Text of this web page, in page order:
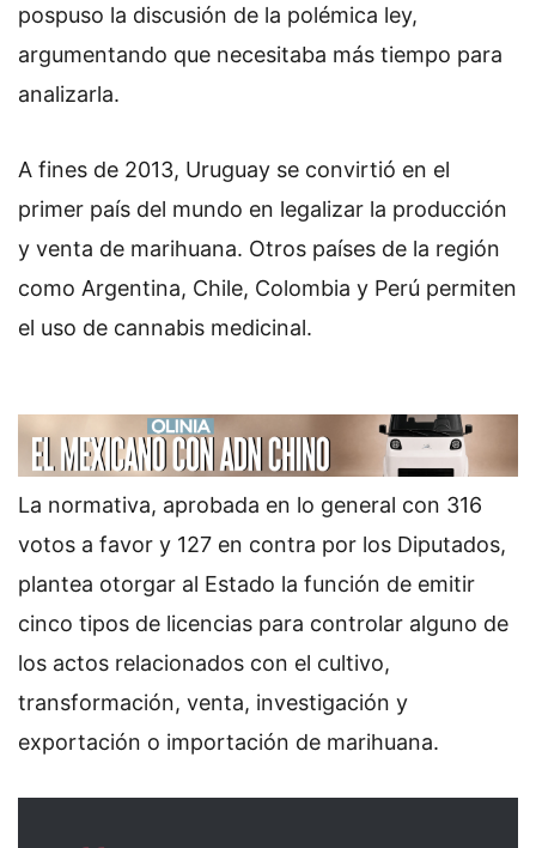
pospuso la discusión de la polémica ley,
argumentando que necesitaba más tiempo para
analizarla.
A fines de 2013, Uruguay se convirtió en el
primer país del mundo en legalizar la producción
y venta de marihuana. Otros países de la región
como Argentina, Chile, Colombia y Perú permiten
el uso de cannabis medicinal.
La normativa, aprobada en lo general con 316
votos a favor y 127 en contra por los Diputados,
plantea otorgar al Estado la función de emitir
cinco tipos de licencias para controlar alguno de
los actos relacionados con el cultivo,
transformación, venta, investigación y
exportación o importación de marihuana.